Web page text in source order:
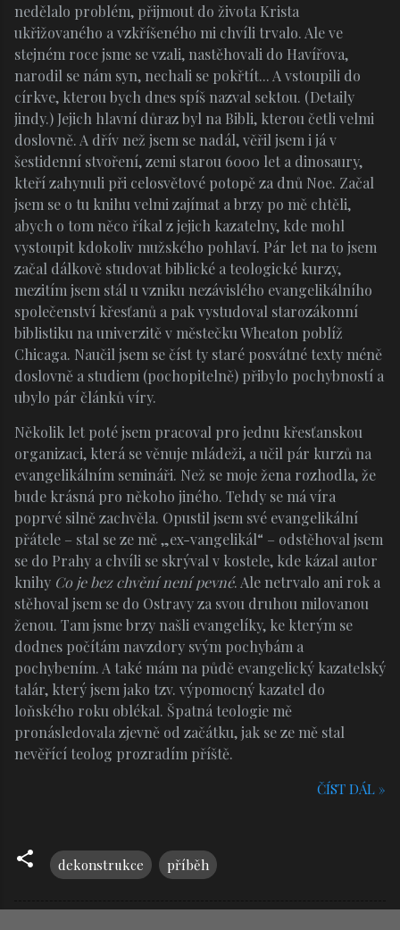
nedělalo problém, přijmout do života Krista
ukřižovaného a vzkříšeného mi chvíli trvalo. Ale ve
stejném roce jsme se vzali, nastěhovali do Havířova,
narodil se nám syn, nechali se pokřtít... A vstoupili do
církve, kterou bych dnes spíš nazval sektou. (Detaily
jindy.) Jejich hlavní důraz byl na Bibli, kterou četli velmi
doslovně. A dřív než jsem se nadál, věřil jsem i já v
šestidenní stvoření, zemi starou 6000 let a dinosaury,
kteří zahynuli při celosvětové potopě za dnů Noe. Začal
jsem se o tu knihu velmi zajímat a brzy po mě chtěli,
abych o tom něco říkal z jejich kazatelny, kde mohl
vystoupit kdokoliv mužského pohlaví. Pár let na to jsem
začal dálkově studovat biblické a teologické kurzy,
mezitím jsem stál u vzniku nezávislého evangelikálního
společenství křesťanů a pak vystudoval starozákonní
biblistiku na univerzitě v městečku Wheaton poblíž
Chicaga. Naučil jsem se číst ty staré posvátné texty méně
doslovně a studiem (pochopitelně) přibylo pochybností a
ubylo pár článků víry.
Několik let poté jsem pracoval pro jednu křesťanskou
organizaci, která se věnuje mládeži, a učil pár kurzů na
evangelikálním semináři. Než se moje žena rozhodla, že
bude krásná pro někoho jiného. Tehdy se má víra
poprvé silně zachvěla. Opustil jsem své evangelikální
přátele – stal se ze mě „ex-vangelikál“ – odstěhoval jsem
se do Prahy a chvíli se skrýval v kostele, kde kázal autor
knihy Co je bez chvění není pevné. Ale netrvalo ani rok a
stěhoval jsem se do Ostravy za svou druhou milovanou
ženou. Tam jsme brzy našli evangelíky, ke kterým se
dodnes počítám navzdory svým pochybám a
pochybením. A také mám na půdě evangelický kazatelský
talár, který jsem jako tzv. výpomocný kazatel do
loňského roku oblékal. Špatná teologie mě
pronásledovala zjevně od začátku, jak se ze mě stal
nevěřící teolog prozradím příště.
ČÍST DÁL »
dekonstrukce příběh